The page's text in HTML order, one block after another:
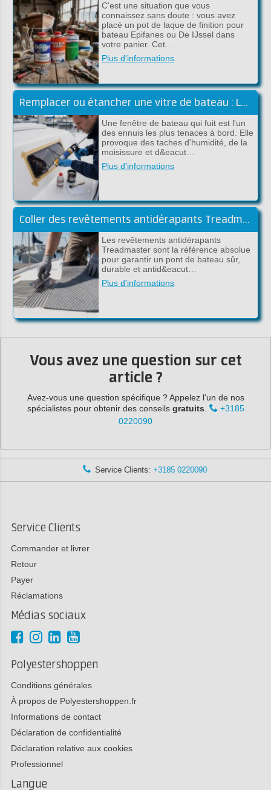
C'est une situation que vous
connaissez sans doute : vous avez
placé un pot de laque de finition pour
bateau Epifanes ou De IJssel dans
votre panier. Cet…
Plus d'informations
Remplacer ou étancher une vitre de bateau : Le guide complet (Sika)
Une fenêtre de bateau qui fuit est l'un
des ennuis les plus tenaces à bord. Elle
provoque des taches d'humidité, de la
moisissure et d&eacut…
Plus d'informations
Coller des revêtements antidérapants Treadmaster avec de la colle époxy (guide pratique)
Les revêtements antidérapants
Treadmaster sont la référence absolue
pour garantir un pont de bateau sûr,
durable et antid&eacut…
Plus d'informations
Vous avez une question sur cet
article ?
Avez-vous une question spécifique ? Appelez l'un de nos
spécialistes pour obtenir des conseils gratuits
+3185
0220090
Service Clients:+3185 0220090
Service Clients
Commander et livrer
Retour
Payer
Réclamations
Médias sociaux
Polyestershoppen
Conditions générales
À propos de Polyestershoppen.fr
Informations de contact
Déclaration de confidentialité
Déclaration relative aux cookies
Professionnel
Langue